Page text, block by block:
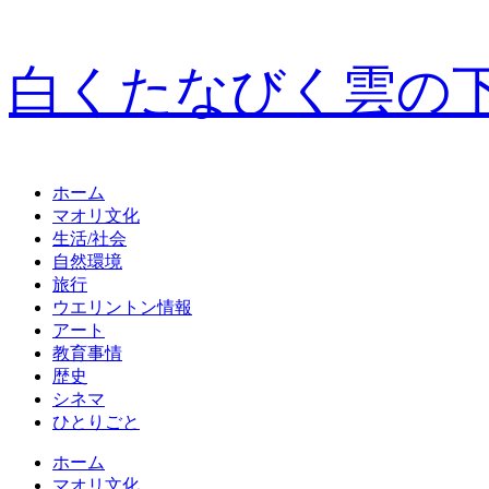
白くたなびく雲の
ホーム
マオリ文化
生活/社会
自然環境
旅行
ウエリントン情報
アート
教育事情
歴史
シネマ
ひとりごと
ホーム
マオリ文化